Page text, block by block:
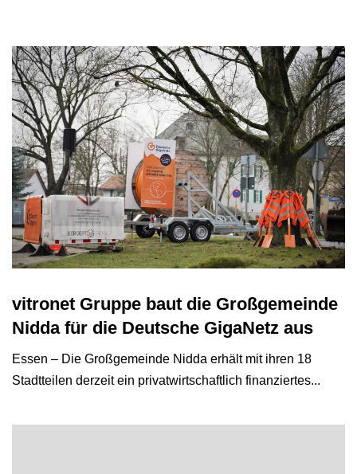
vitronet Gruppe baut die Großgemeinde
Nidda für die Deutsche GigaNetz aus
Essen – Die Großgemeinde Nidda erhält mit ihren 18
Stadtteilen derzeit ein privatwirtschaftlich finanziertes...